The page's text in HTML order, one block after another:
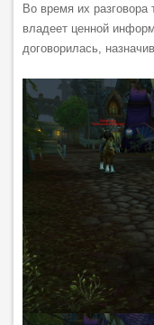
Во время их
владеет ценной
договорилась,